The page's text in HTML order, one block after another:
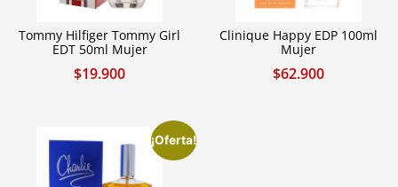
Tommy Hilfiger Tommy Girl
EDT 50ml Mujer
$19.900
Clinique Happy EDP 100ml
Mujer
$62.900
¡Oferta!